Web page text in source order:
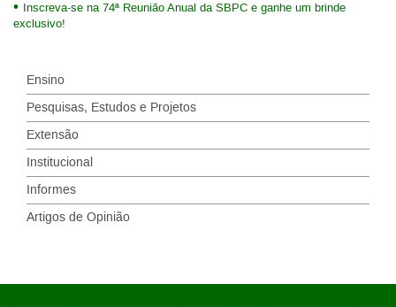
Inscreva-se na 74ª Reunião Anual da SBPC e ganhe um brinde
exclusivo!
Ensino
Pesquisas, Estudos e Projetos
Extensão
Institucional
Informes
Artigos de Opinião